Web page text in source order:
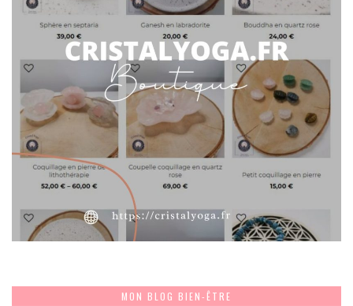
MON BLOG BIEN-ÊTRE